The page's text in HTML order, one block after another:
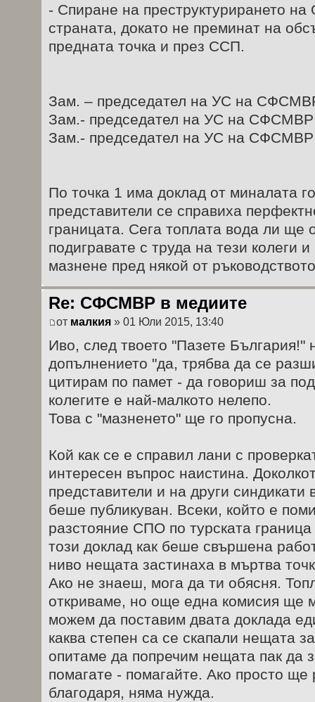
- Спиране на преструктурирането
страната, докато не преминат на
предната точка и през ССП.
Зам. – председател на УС на
Зам.- председател на УС на
Зам.- председател на УС на
По точка 1 има доклад от миналата
представители се справиха
границата. Сега топлата вода ли ще
подигравате с труда на тези колеги
мазнене пред някой от
Re: СФСМВР в медиите
от малкия » 01 Юли 2015, 13:40
Иво, след твоето "Пазете
допълнението "да, трябва да се
цитирам по памет - да говориш за
колегите е най-малкото нелепо.
Това с "мазненето" ще го пропусна.
Кой как се е справил лани с
интересен въпрос наистина.
представители и на други синдикати
беше публикуван. Всеки, който е
разстояние СПО по турската
този доклад как беше свършена
ниво нещата застинаха в мъртва
Ако не знаеш, мога да ти обясня.
откриваме, но още една комисия ще
можем да поставим двата доклада
каква степен са се скапали нещата
опитаме да попречим нещата пак да
помагате - помагайте. Ако просто
благодаря, няма нужда.